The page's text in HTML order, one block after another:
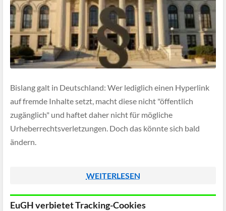
Bislang galt in Deutschland: Wer lediglich einen Hyperlink
auf fremde Inhalte setzt, macht diese nicht "öffentlich
zugänglich" und haftet daher nicht für mögliche
Urheberrechtsverletzungen. Doch das könnte sich bald
ändern.
WEITERLESEN
EuGH verbietet Tracking-Cookies